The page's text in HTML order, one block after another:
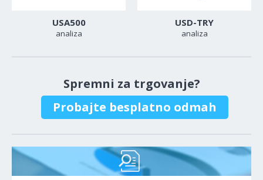
USA500
analiza
USD-TRY
analiza
Spremni za trgovanje?
Probajte besplatno odmah